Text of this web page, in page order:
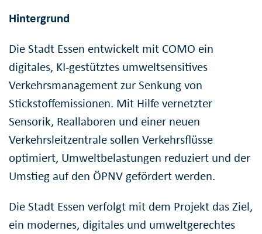
Hintergrund
Die Stadt Essen entwickelt mit COMO ein
digitales, KI-gestütztes umweltsensitives
Verkehrsmanagement zur Senkung von
Stickstoffemissionen. Mit Hilfe vernetzter
Sensorik, Reallaboren und einer neuen
Verkehrsleitzentrale sollen Verkehrsflüsse
optimiert, Umweltbelastungen reduziert und der
Umstieg auf den ÖPNV gefördert werden.
Die Stadt Essen verfolgt mit dem Projekt das Ziel,
ein modernes, digitales und umweltgerechtes